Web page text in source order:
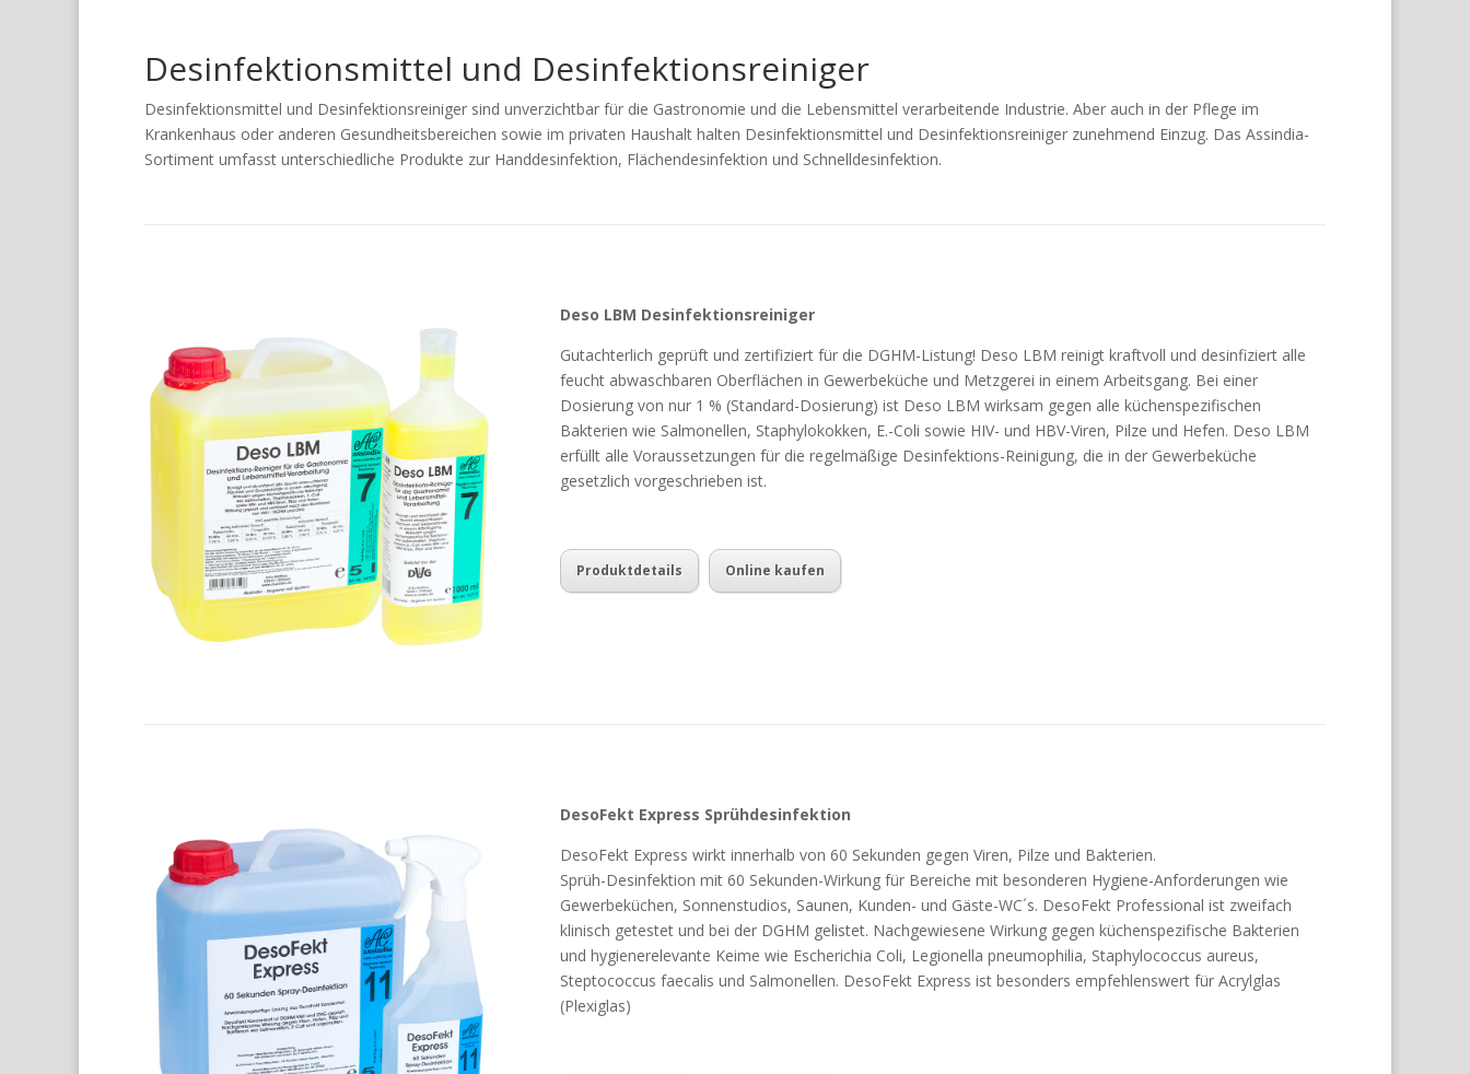
Desinfektionsmittel und Desinfektionsreiniger
Desinfektionsmittel und Desinfektionsreiniger sind unverzichtbar für die Gastronomie und die Lebensmittel verarbeitende Industrie. Aber auch in der Pflege im
Krankenhaus oder anderen Gesundheitsbereichen sowie im privaten Haushalt halten Desinfektionsmittel und Desinfektionsreiniger zunehmend Einzug. Das Assindia-
Sortiment umfasst unterschiedliche Produkte zur Handdesinfektion, Flächendesinfektion und Schnelldesinfektion.
Deso LBM Desinfektionsreiniger
Gutachterlich geprüft und zertifiziert für die DGHM-Listung! Deso LBM reinigt kraftvoll und desinfiziert alle
feucht abwaschbaren Oberflächen in Gewerbeküche und Metzgerei in einem Arbeitsgang. Bei einer
Dosierung von nur 1 % (Standard-Dosierung) ist Deso LBM wirksam gegen alle küchenspezifischen
Bakterien wie Salmonellen, Staphylokokken, E.-Coli sowie HIV- und HBV-Viren, Pilze und Hefen. Deso LBM
erfüllt alle Voraussetzungen für die regelmäßige Desinfektions-Reinigung, die in der Gewerbeküche
gesetzlich vorgeschrieben ist.
Produktdetails Online kaufen
DesoFekt Express Sprühdesinfektion
DesoFekt Express wirkt innerhalb von 60 Sekunden gegen Viren, Pilze und Bakterien.
Sprüh-Desinfektion mit 60 Sekunden-Wirkung für Bereiche mit besonderen Hygiene-Anforderungen wie
Gewerbeküchen, Sonnenstudios, Saunen, Kunden- und Gäste-WC´s. DesoFekt Professional ist zweifach
klinisch getestet und bei der DGHM gelistet. Nachgewiesene Wirkung gegen küchenspezifische Bakterien
und hygienerelevante Keime wie Escherichia Coli, Legionella pneumophilia, Staphylococcus aureus,
Steptococcus faecalis und Salmonellen. DesoFekt Express ist besonders empfehlenswert für Acrylglas
(Plexiglas)